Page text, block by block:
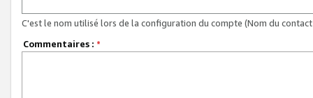
C'est le nom utilisé lors de la configuration du compte (Nom du
Commentaires : *